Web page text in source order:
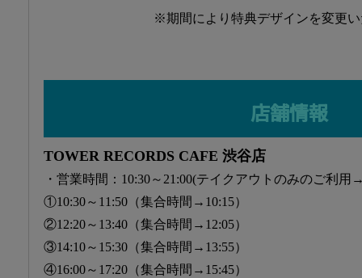
※期間により特典デザインを変更
店舗情報
TOWER RECORDS CAFE 渋谷店
・営業時間：10:30～21:00(テイクアウトのみのご利用
①10:30～11:50（集合時間→10:15）
②12:20～13:40（集合時間→12:05）
③14:10～15:30（集合時間→13:55）
④16:00～17:20（集合時間→15:45）